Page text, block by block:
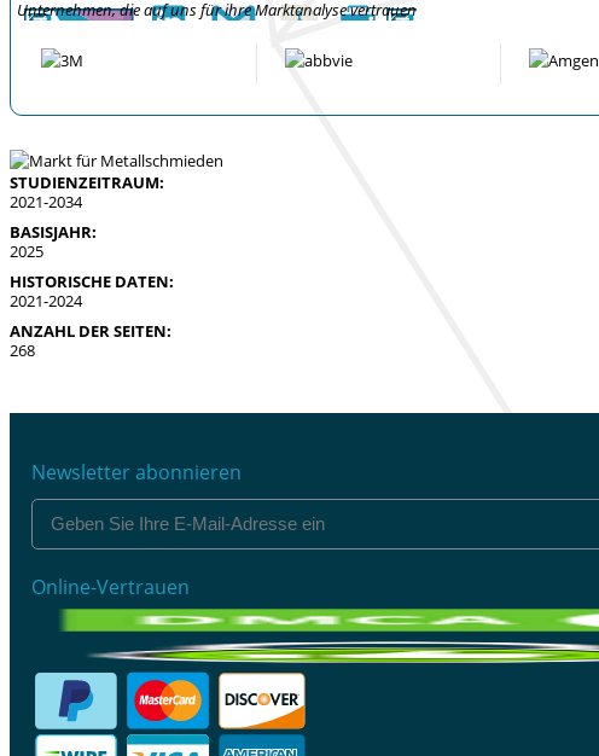
Unternehmen, die auf uns für ihre Marktanalyse vertrauen
STUDIENZEITRAUM:
2021-2034
BASISJAHR:
2025
HISTORISCHE DATEN:
2021-2024
ANZAHL DER SEITEN:
268
Newsletter abonnieren
Online-Vertrauen